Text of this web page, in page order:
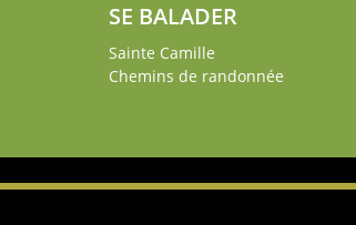
SE BALADER
Sainte Camille
Chemins de randonnée